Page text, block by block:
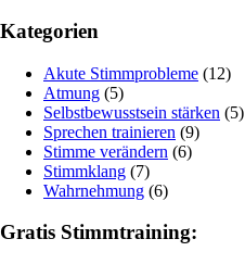
Kategorien
Akute Stimmprobleme (12)
Atmung (5)
Selbstbewusstsein stärken (5)
Sprechen trainieren (9)
Stimme verändern (6)
Stimmklang (7)
Wahrnehmung (6)
Gratis Stimmtraining: